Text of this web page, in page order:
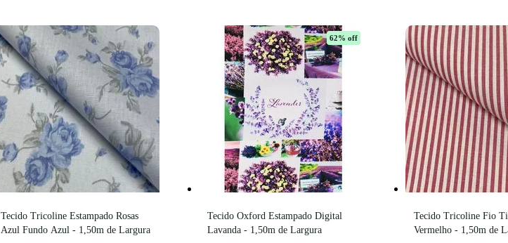
Tecido Tricoline Estampado Rosas
Azul Fundo Azul - 1,50m de Largura
62% off
Tecido Oxford Estampado Digital
Lavanda - 1,50m de Largura
Tecido Tricoline Fio
Vermelho - 1,50m de